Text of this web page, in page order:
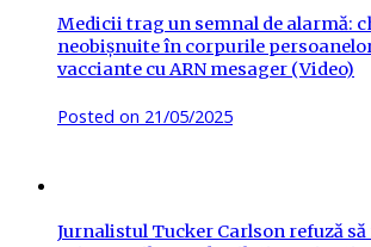
Medicii trag un semnal de alarmă:
neobișnuite în corpurile
vacciante cu ARN mesager (Video)
Posted on 21/05/2025
Jurnalistul Tucker Carlson refuză